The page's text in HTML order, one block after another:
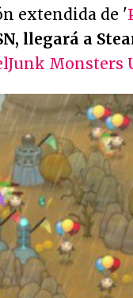
extendida de '
llegará a
Monsters